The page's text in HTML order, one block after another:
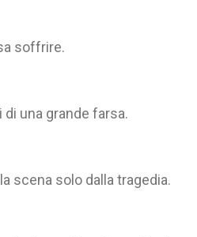
soffrire.
una grande farsa.
scena solo dalla tragedia.